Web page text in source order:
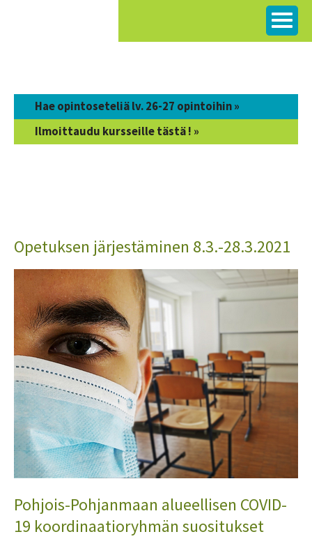
Hae opintoseteliä lv. 26-27 opintoihin »
Ilmoittaudu kursseille tästä ! »
Opetuksen järjestäminen 8.3.-28.3.2021
Pohjois-Pohjanmaan alueellisen COVID-
19 koordinaatioryhmän suositukset